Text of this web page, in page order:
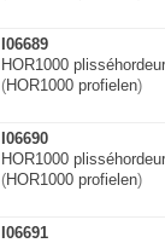
I06689
HOR1000
(HOR1000 profielen)
I06690
HOR1000
(HOR1000 profielen)
I06691